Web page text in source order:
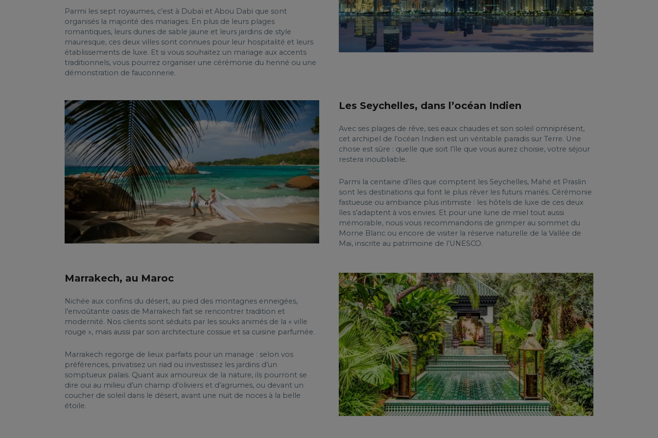
Parmi les sept royaumes, c’est à Dubaï et Abou Dabi que sont
organisés la majorité des mariages. En plus de leurs plages
romantiques, leurs dunes de sable jaune et leurs jardins de style
mauresque, ces deux villes sont connues pour leur hospitalité et leurs
établissements de luxe. Et si vous souhaitez un mariage aux accents
traditionnels, vous pourrez organiser une cérémonie du henné ou une
démonstration de fauconnerie.
Les Seychelles, dans l’océan Indien
Avec ses plages de rêve, ses eaux chaudes et son soleil omniprésent,
cet archipel de l’océan Indien est un véritable paradis sur Terre. Une
chose est sûre : quelle que soit l’île que vous aurez choisie, votre séjour
restera inoubliable.
Parmi la centaine d’îles que comptent les Seychelles, Mahé et Praslin
sont les destinations qui font le plus rêver les futurs mariés. Cérémonie
fastueuse ou ambiance plus intimiste : les hôtels de luxe de ces deux
îles s’adaptent à vos envies. Et pour une lune de miel tout aussi
mémorable, nous vous recommandons de grimper au sommet du
Morne Blanc ou encore de visiter la réserve naturelle de la Vallée de
Mai, inscrite au patrimoine de l’UNESCO.
Marrakech, au Maroc
Nichée aux confins du désert, au pied des montagnes enneigées,
l’envoûtante oasis de Marrakech fait se rencontrer tradition et
modernité. Nos clients sont séduits par les souks animés de la « ville
rouge », mais aussi par son architecture cossue et sa cuisine parfumée.
Marrakech regorge de lieux parfaits pour un mariage : selon vos
préférences, privatisez un riad ou investissez les jardins d’un
somptueux palais. Quant aux amoureux de la nature, ils pourront se
dire oui au milieu d’un champ d’oliviers et d’agrumes, ou devant un
coucher de soleil dans le désert, avant une nuit de noces à la belle
étoile.